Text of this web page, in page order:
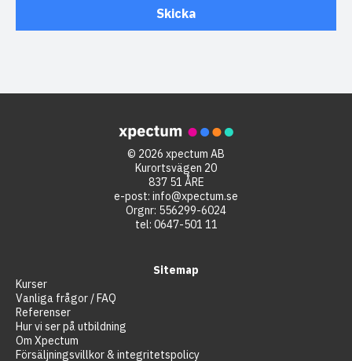
Skicka
© 2026 xpectum AB
Kurortsvägen 20
837 51 ÅRE
e-post: info@xpectum.se
Orgnr: 556299-6024
tel: 0647-501 11
Sitemap
Kurser
Vanliga frågor / FAQ
Referenser
Hur vi ser på utbildning
Om Xpectum
Försäljningsvillkor & integritetspolicy